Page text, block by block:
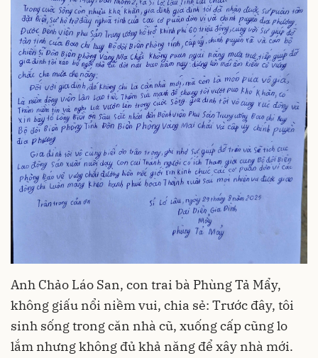
Anh Chảo Láo San, con trai bà Phùng Tả Mẩy,
không giấu nổi niềm vui, chia sẻ: Trước đây, tôi
sinh sống trong căn nhà cũ, xuống cấp cũng lo
lắm nhưng không đủ khả năng để xây nhà mới.